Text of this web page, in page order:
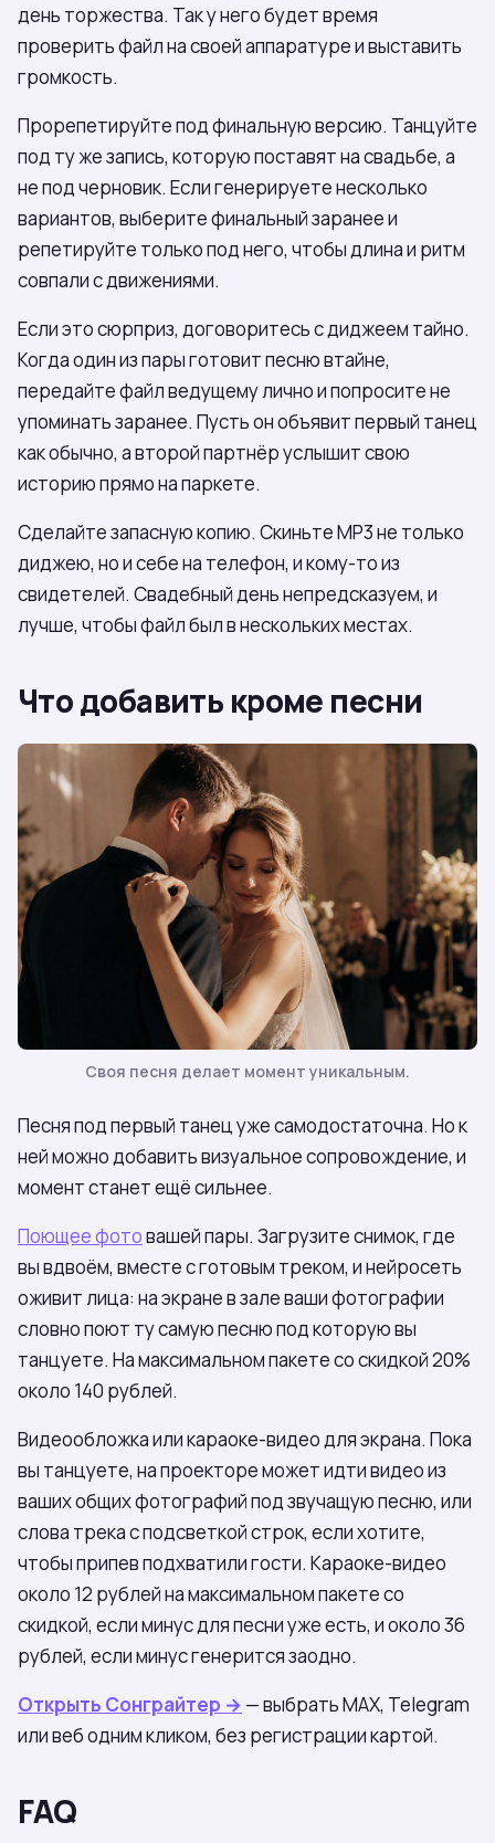
день торжества. Так у него будет время
проверить файл на своей аппаратуре и выставить
громкость.
Прорепетируйте под финальную версию. Танцуйте
под ту же запись, которую поставят на свадьбе, а
не под черновик. Если генерируете несколько
вариантов, выберите финальный заранее и
репетируйте только под него, чтобы длина и ритм
совпали с движениями.
Если это сюрприз, договоритесь с диджеем тайно.
Когда один из пары готовит песню втайне,
передайте файл ведущему лично и попросите не
упоминать заранее. Пусть он объявит первый танец
как обычно, а второй партнёр услышит свою
историю прямо на паркете.
Сделайте запасную копию. Скиньте MP3 не только
диджею, но и себе на телефон, и кому-то из
свидетелей. Свадебный день непредсказуем, и
лучше, чтобы файл был в нескольких местах.
Что добавить кроме песни
Своя песня делает момент уникальным.
Песня под первый танец уже самодостаточна. Но к
ней можно добавить визуальное сопровождение, и
момент станет ещё сильнее.
Поющее фотовашей пары. Загрузите снимок, где
вы вдвоём, вместе с готовым треком, и нейросеть
оживит лица: на экране в зале ваши фотографии
словно поют ту самую песню под которую вы
танцуете. На максимальном пакете со скидкой 20%
около 140 рублей.
Видеообложка или караоке-видео для экрана. Пока
вы танцуете, на проекторе может идти видео из
ваших общих фотографий под звучащую песню, или
слова трека с подсветкой строк, если хотите,
чтобы припев подхватили гости. Караоке-видео
около 12 рублей на максимальном пакете со
скидкой, если минус для песни уже есть, и около 36
рублей, если минус генерится заодно.
Открыть Сонграйтер → — выбрать МАХ, Telegram
или веб одним кликом, без регистрации картой.
FAQ